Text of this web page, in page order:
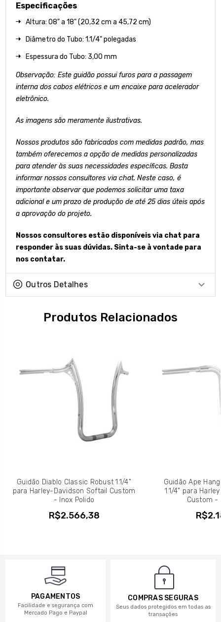
Especificações
Altura: 08" a 18" (20,32 cm a 45,72 cm)
Diâmetro do Tubo: 1.1/4" polegadas
Espessura do Tubo: 3,00 mm
Observação: Este guidão possui furos para a passagem
interna dos cabos elétricos e um encaixe para acelerador
eletrônico.
As imagens são meramente ilustrativas.
Nossos produtos são fabricados com medidas padrão, mas
também oferecemos a opção de medidas personalizadas
para atender às suas necessidades específicas. Basta
informar nossos consultores via chat. Neste caso, é
importante observar que podemos solicitar uma taxa
adicional e um prazo de produção de até 25 dias úteis após
a aprovação do projeto.
Nossos consultores estão disponíveis via chat para
responder às suas dúvidas. Sinta-se à vontade para
nos contatar.
Outros Detalhes
Produtos Relacionados
Guidão Diablo Classic Robust 1.1/4"
para Harley-Davidson Softail Custom
- Inox Polido
R$2.566,38
Guidão Ape
1.1/4" para
Custom -
PAGAMENTOS
Facilidade e segurança com
Mercado Pago e Paypal
COMPRAS SEGURAS
Seus dados protegidos em todas as
transações